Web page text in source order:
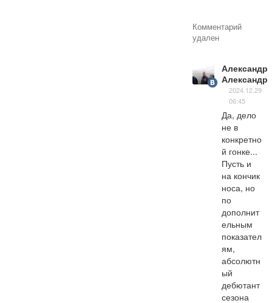
Комментарий
удален
Александр
Александр
2024.12.29
06:45
Да, дело
не в
конкретно
й гонке...
Пусть и
на кончик
носа, но
по
дополнит
ельным
показател
ям,
абсолютн
ый
дебютант
сезона